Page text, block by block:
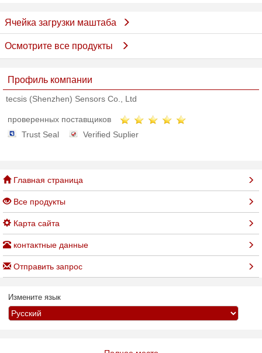
Ячейка загрузки маштаба
Осмотрите все продукты
Профиль компании
tecsis (Shenzhen) Sensors Co., Ltd
проверенных поставщиков
Trust Seal
Verified Suplier
Главная страница
Все продукты
Карта сайта
контактные данные
Отправить запрос
Измените язык